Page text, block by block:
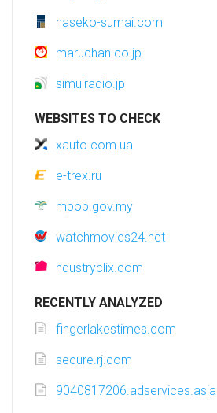
haseko-sumai.com
maruchan.co.jp
simulradio.jp
WEBSITES TO CHECK
xauto.com.ua
e-trex.ru
mpob.gov.my
watchmovies24.net
ndustryclix.com
RECENTLY ANALYZED
fingerlakestimes.com
secure.rj.com
9040817206.adservices.asia